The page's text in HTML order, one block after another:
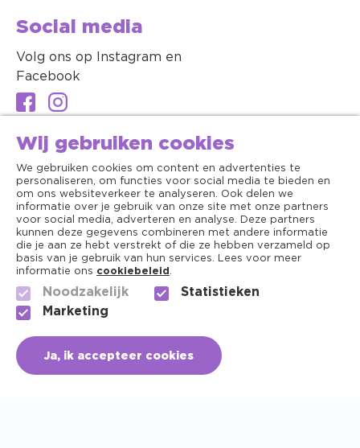
Aantal
In mijn mandje
Social media
Volg ons op Instagram en
Facebook
Algemene voorwaarden
Privacy
Wij gebruiken cookies
We gebruiken cookies om content en advertenties te
personaliseren, om functies voor social media te bieden en
om ons websiteverkeer te analyseren. Ook delen we
informatie over je gebruik van onze site met onze partners
voor social media, adverteren en analyse. Deze partners
kunnen deze gegevens combineren met andere informatie
die je aan ze hebt verstrekt of die ze hebben verzameld op
basis van je gebruik van hun services. Lees voor meer
informatie ons cookiebeleid .
Noodzakelijk
Statistieken
Marketing
Ja, ik accepteer cookies